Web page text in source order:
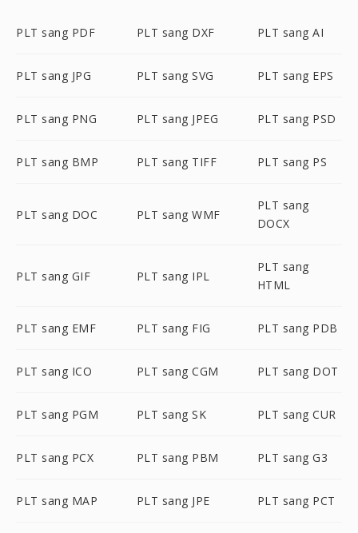
PLT sang PDF PLT sang DXF PLT sang AI
PLT sang JPG PLT sang SVG PLT sang EPS
PLT sang PNG PLT sang JPEG PLT sang PSD
PLT sang BMP PLT sang TIFF PLT sang PS
PLT sang DOC PLT sang WMF
PLT sang
DOCX
PLT sang GIF PLT sang IPL
PLT sang
HTML
PLT sang EMF PLT sang FIG PLT sang PDB
PLT sang ICO PLT sang CGM PLT sang DOT
PLT sang PGM PLT sang SK PLT sang CUR
PLT sang PCX PLT sang PBM PLT sang G3
PLT sang MAP PLT sang JPE PLT sang PCT